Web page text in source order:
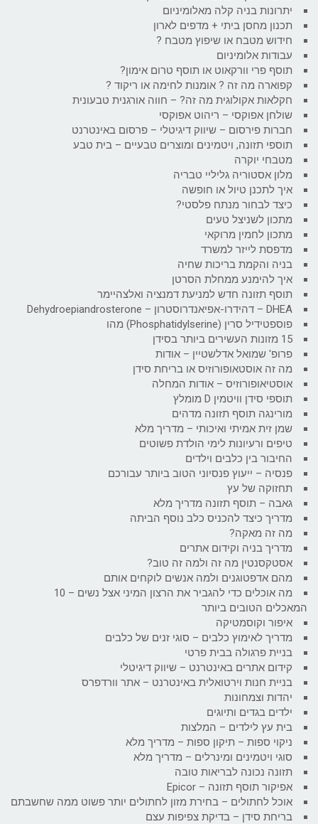
יתרונות בניה קלה מאלומיניום
תכנון מחסן ביתי + מדפים לארון
חידוש מטבח או שיפוץ מטבח ?
עבודות אלומיניום
תוסף פרי וורקאוט או תוסף טרום אימון?
קפוארה מה זה ? אומנות לחימה או ריקוד ?
חקלאות אקולוגית מה זה? – חווה אורגנית טבעונית
שולחן אפוקסי – ריהוט אפוקסי
חברות פירסום – שיווק דיגיטלי – פרסום באינטרנט
תוספי תזונה, ויטמינים ומוצרים טבעיים – בית טבע
מטבחי יוקרה
מלון אסטוריה גליליי טבריה
איך לתכנן טיול או חופשה
כיצד לבחור מנתח פלסטי?
מתכון לשניצל טעים
מתכון לחמין מרוקאי
מדפסת לייזר למשרד
בניה והקמת בריכות שחיה
איך להימנע ממחלת הסרטן
תוסף תזונה חדש למניעת דמנציה ואלצהיימר
DHEA – דהידרו-אפיאנדרוסטרון – Dehydroepiandrosterone
פוספטידיל סרין (Phosphatidylserine) מהו
15 מזונות העשירים ביותר בסידן
פרופ' שמואל אדלשטיין – אודות
מה זה אוסטאופורוזיס או בריחת סידן
אוסטיאופורוזיס – אודות המחלה
תוספי סידן וויטמין D מומלץ
מורינגה תוסף תזונה מדהים
שמן זית אמיתי ואיכותי – מדריך מלא
טיפים ורעיונות לימי הולדת פשוטים
החיבור בין כלבים וילדים
פנסיה – ייעוץ פנסיוני הטוב ביותר עבורכם
תחזוקה של עץ
גאבה – תוסף תזונה מדריך מלא
מדריך כיצד להכניס כלב נוסף הביתה
מה זה מאקה?
מדריך בניה וקידום אתרים
אסטקסנטין מה זה ולמה זה טוב?
מהם אדפטוגנים ולמה אנשים לוקחים אותם
מה אוכלים כדי להגביר את הרצון המיני אצל נשים – 10
המאכלים הטובים ביותר
איפור וקוסמטיקה
מדריך לאימוץ כלבים – סוגי זנים של כלבים
בניית פרגולה בבית פרטי
קידום אתרים באינטרנט – שיווק דיגיטלי
בניית חנות וירטואלית באינטרנט – אתר וורדפרס
יהדות וצמחונות
ילדים בגדים ותיוגים
בית עץ לילדים – המלצות
ניקוי ספות – תיקון ספות – מדריך מלא
סוגי ויטמינים ומינרלים – מדריך מלא
תזונה נכונה לבריאות טובה
אפיקור תוסף תזונה – Epicor
אוכל לחתולים – בחירת מזון לחתולים יותר פשוט ממה שחשבתם
בריחת סידן – בדיקת צפיפות עצם